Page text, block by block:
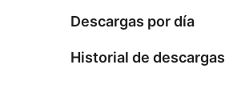
Descargas por día
Historial de descargas